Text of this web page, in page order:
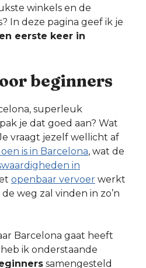
winkels en de
In deze pagina geef ik je
eerste keer in
beginners
superleuk
je dat goed aan? Wat
vraagt jezelf wellicht af
is in Barcelona, wat de
in
openbaar vervoer werkt
weg zal vinden in zo’n
Barcelona gaat heeft
ik onderstaande
samengesteld